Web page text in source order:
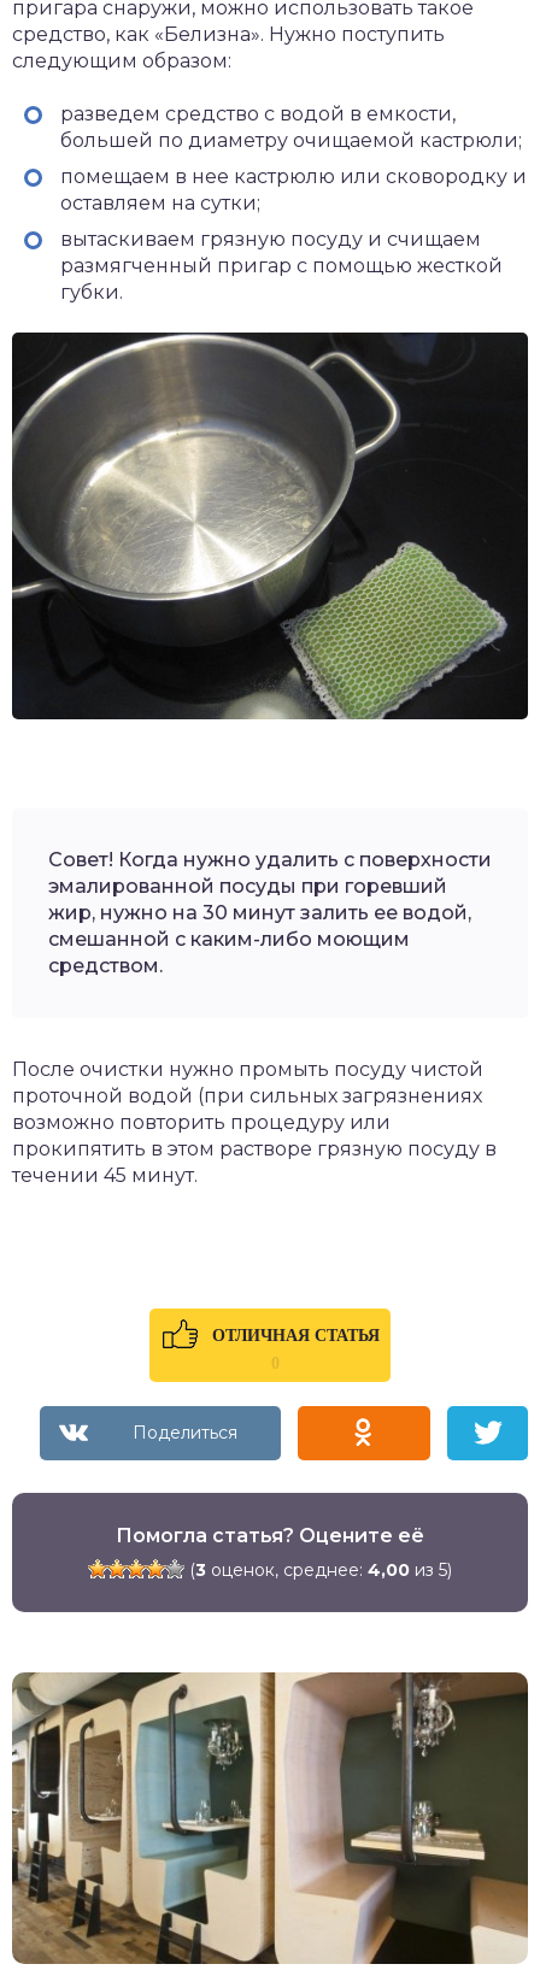
пригара снаружи, можно использовать такое
средство, как «Белизна». Нужно поступить
следующим образом:
разведем средство с водой в емкости,
большей по диаметру очищаемой кастрюли;
помещаем в нее кастрюлю или сковородку и
оставляем на сутки;
вытаскиваем грязную посуду и счищаем
размягченный пригар с помощью жесткой
губки.
Совет! Когда нужно удалить с поверхности
эмалированной посуды при горевший
жир, нужно на 30 минут залить ее водой,
смешанной с каким-либо моющим
средством.
После очистки нужно промыть посуду чистой
проточной водой (при сильных загрязнениях
возможно повторить процедуру или
прокипятить в этом растворе грязную посуду в
течении 45 минут.
ОТЛИЧНАЯ СТАТЬЯ
0
Помогла статья? Оцените её
(3 оценок, среднее: 4,00 из 5)